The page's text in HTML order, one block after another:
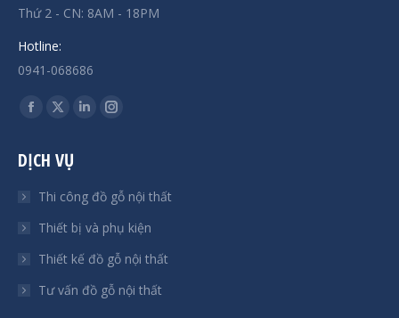
Thứ 2 - CN: 8AM - 18PM
Hotline:
0941-068686
Find us on:
Facebook
opens
window
X
opens
window
Linkedin
new
window
Instagram
new
window
DỊCH VỤ
Thi công đồ gỗ nội thất
Thiết bị và phụ kiện
Thiết kế đồ gỗ nội thất
Tư vấn đồ gỗ nội thất